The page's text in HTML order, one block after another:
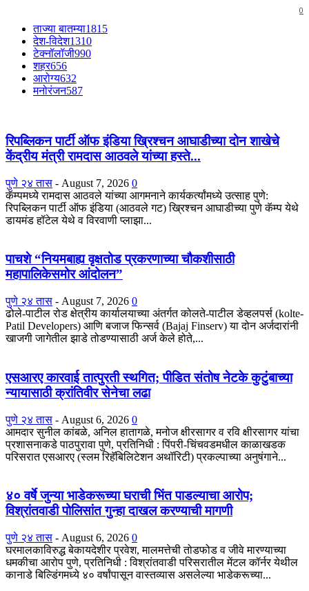
0
ताज्या बातम्या1815
देश-विदेश1310
टेक्नॉलॉजी990
शहर656
आरोग्य632
मनोरंजन587
रिपब्लिकन पार्टी ऑफ इंडिया ख्रिश्चन आघाडीच्या दोन शाखेचे
केंद्रीय मंत्री रामदास आठवले यांच्या हस्ते...
पुणे २४ तास - August 7, 2026 0
कॅम्पमध्ये रामदास आठवले यांच्या आगमनाने कार्यकर्त्यांमध्ये उत्साह पुणे:
रिपब्लिकन पार्टी ऑफ इंडिया (आठवले गट) ख्रिश्चन आघाडीच्या पुणे कॅम्प येथे
डायमंड हॉटेल येथे व विरवाणी प्लाझा...
पाचशे “नियमबाह्य वृक्षतोड प्रकरणाच्या चौकशीसाठी
महापालिकेसमोर आंदोलन”
पुणे २४ तास - August 7, 2026 0
ढोले-पाटील रोड क्षेत्रीय कार्यालयाच्या अंतर्गत कोलते-पाटील डेव्हलपर्स (kolte-
Patil Developers) आणि बजाज फिन्सर्व (Bajaj Finserv) या दोन अर्जदारांनी
खाजगी जागेतील झाडे तोडण्यासाठी अर्ज केले होते,...
एसआरए कारवाई तात्पुरती स्थगित; पीडित संतोष नेटके कुटुंबाच्या
न्यायासाठी क्रांतिवीर सेनेचा लढा
पुणे २४ तास - August 6, 2026 0
आमदार सुनील कांबळे, अनिल हातागळे, मनोज क्षीरसागर व रवि क्षीरसागर यांचा
प्रशासनाकडे पाठपुरावा पुणे, प्रतिनिधी : पिंपरी-चिंचवडमधील काळाखडक
परिसरात एसआरए (स्लम रिहॅबिलिटेशन अथॉरिटी) प्रकल्पाच्या अनुषंगाने...
४० वर्षे जुन्या भाडेकरूच्या घराची भिंत पाडल्याचा आरोप;
विश्रांतवाडी पोलिसांत गुन्हा दाखल करण्याची मागणी
पुणे २४ तास - August 6, 2026 0
घरमालकाविरुद्ध बेकायदेशीर प्रवेश, मालमत्तेची तोडफोड व जीवे मारण्याच्या
धमकीचा आरोप पुणे, प्रतिनिधी : विश्रांतवाडी परिसरातील मेंटल कॉर्नर येथील
कानाडे बिल्डिंगमध्ये ४० वर्षांपासून वास्तव्यास असलेल्या भाडेकरूच्या...